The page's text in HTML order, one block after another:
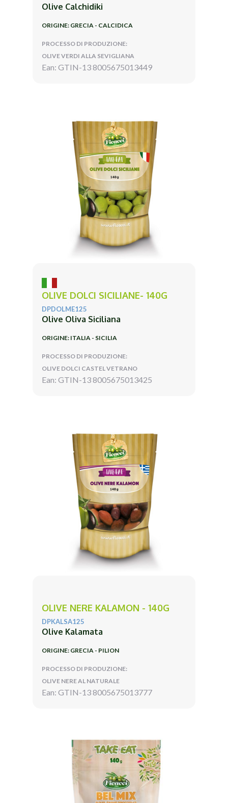
Olive Calchidiki
ORIGINE: GRECIA - CALCIDICA
PROCESSO DI PRODUZIONE:
OLIVE VERDI ALLA SEVIGLIANA
Ean: GTIN-13 8005675013449
OLIVE DOLCI SICILIANE- 140G
DPDOLME125
Olive Oliva Siciliana
ORIGINE: ITALIA - SICILIA
PROCESSO DI PRODUZIONE:
OLIVE DOLCI CASTEL VETRANO
Ean: GTIN-13 8005675013425
OLIVE NERE KALAMON - 140G
DPKALSA125
Olive Kalamata
ORIGINE: GRECIA - PILION
PROCESSO DI PRODUZIONE:
OLIVE NERE AL NATURALE
Ean: GTIN-13 8005675013777